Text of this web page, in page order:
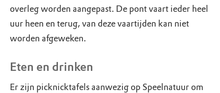
overleg worden aangepast. De pont vaart ieder heel
uur heen en terug, van deze vaartijden kan niet
worden afgeweken.
Eten en drinken
Er zijn picknicktafels aanwezig op Speelnatuur om